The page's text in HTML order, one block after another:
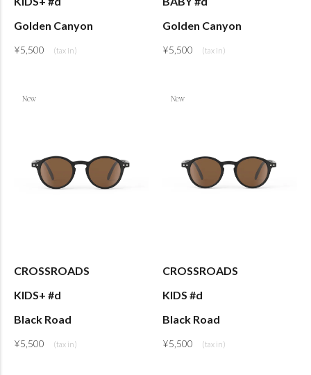
Golden Canyon
¥5,500
Golden Canyon
¥5,500
CROSSROADS
KIDS+ #d
Black Road
¥5,500
CROSSROADS
KIDS #d
Black Road
¥5,500